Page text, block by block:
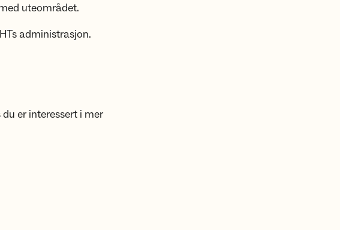
uteområdet.
administrasjon.
er interessert i mer